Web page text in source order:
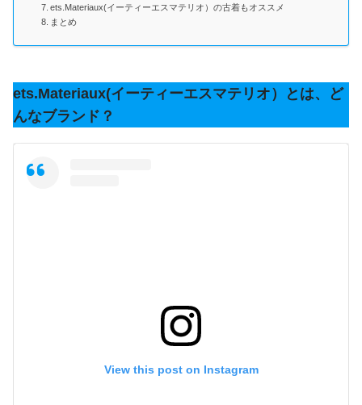
ets.Materiaux(イーティーエスマテリオ）の古着もオススメ
まとめ
ets.Materiaux(イーティーエスマテリオ）とは、ど
んなブランド？
View this post on Instagram